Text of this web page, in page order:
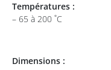
Températures :
– 65 à 200 ˚C
Dimensions :